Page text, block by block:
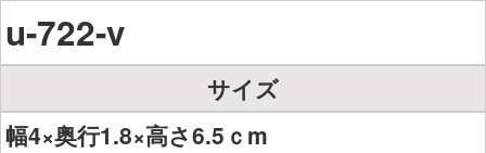
u-722-v
サイズ
幅4×奥行1.8×高さ6.5ｃm